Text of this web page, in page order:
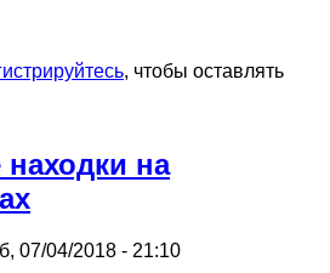
, чтобы оставлять
на
07/04/2018 - 21:10